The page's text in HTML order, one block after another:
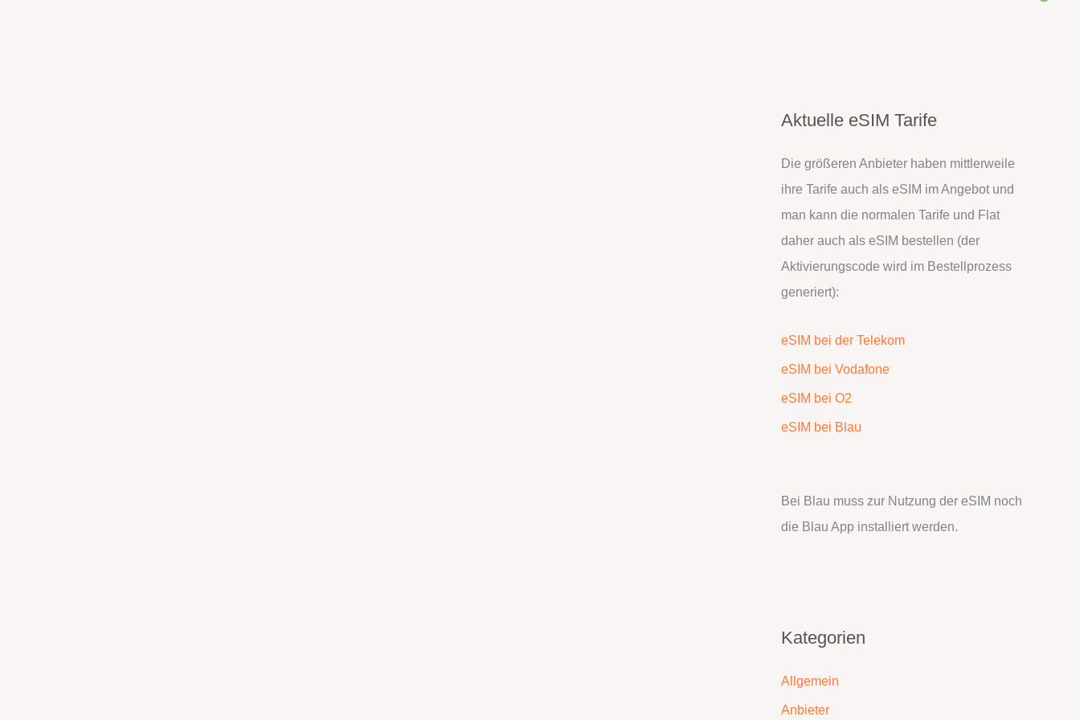
Aktuelle eSIM Tarife
Die größeren Anbieter haben mittlerweile
ihre Tarife auch als eSIM im Angebot und
man kann die normalen Tarife und Flat
daher auch als eSIM bestellen (der
Aktivierungscode wird im Bestellprozess
generiert):
eSIM bei der Telekom
eSIM bei Vodafone
eSIM bei O2
eSIM bei Blau
Bei Blau muss zur Nutzung der eSIM noch
die Blau App installiert werden.
Kategorien
Allgemein
Anbieter